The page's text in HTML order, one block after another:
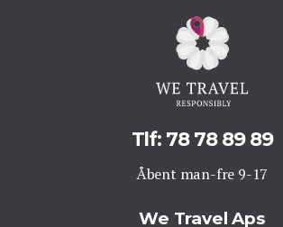
Tlf: 78 78 89 89
Åbent man-fre 9-17
We Travel Aps